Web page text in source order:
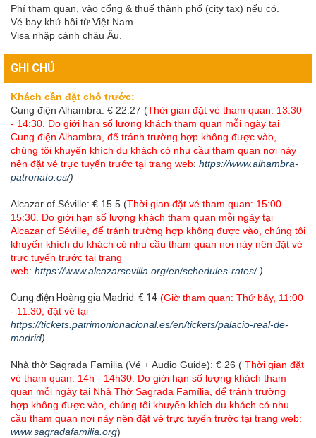
Phí tham quan, vào cổng & thuế thành phố (city tax) nếu có.
Vé bay khứ hồi từ Việt Nam.
Visa nhập cảnh châu Âu.
GHI CHÚ
Khách cần đặt chỗ trước:
Cung điện Alhambra: € 22.27 (Thời gian đặt vé tham quan: 13:30
- 14:30. Do giới hạn số lượng khách tham quan mỗi ngày tại
Cung điện Alhambra, để tránh trường hợp không được vào,
chúng tôi khuyến khích du khách có nhu cầu tham quan nơi này
nên đặt vé trực tuyến trước tại trang web: https://www.alhambra-
patronato.es/)
Alcazar of Séville: € 15.5 (Thời gian đặt vé tham quan: 15:00 –
15:30. Do giới hạn số lượng khách tham quan mỗi ngày tại
Alcazar of Séville, để tránh trường hợp không được vào, chúng tôi
khuyến khích du khách có nhu cầu tham quan nơi này nên đặt vé
trực tuyến trước tại trang
web: https://www.alcazarsevilla.org/en/schedules-rates/ )
Cung điện Hoàng gia Madrid: € 14 (Giờ tham quan: Thứ bảy, 11:00
- 11:30, đặt vé tại
https://tickets.patrimonionacional.es/en/tickets/palacio-real-de-
madrid)
Nhà thờ Sagrada Familia (Vé + Audio Guide): € 26 ( Thời gian đặt
vé tham quan: 14h - 14h30. Do giới hạn số lượng khách tham
quan mỗi ngày tại Nhà Thờ Sagrada Família, để tránh trường
hợp không được vào, chúng tôi khuyến khích du khách có nhu
cầu tham quan nơi này nên đặt vé trực tuyến trước tại trang web:
www.sagradafamilia.org)